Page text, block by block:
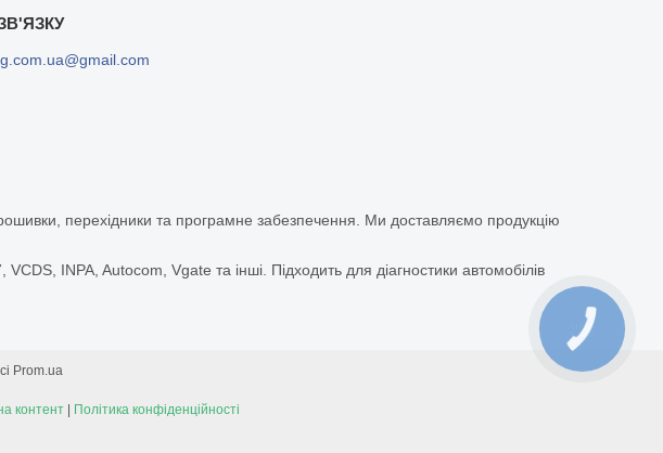
перехідники та програмне забезпечення. Ми доставляємо продукцію
INPA, Autocom, Vgate та інші. Підходить для діагностики автомобілів
Prom.ua
контент
Політика конфіденційності
КНОПКА
ЗВ'ЯЗКУ